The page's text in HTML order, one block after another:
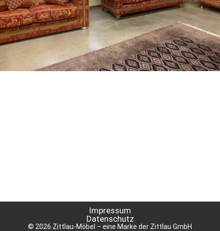
Impressum
Datenschutz
© 2026 Zittlau-Möbel – eine Marke der Zittlau GmbH